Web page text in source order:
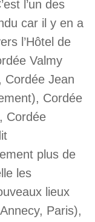
l’un des
car il y en a
l’Hôtel de
Valmy
Cordée Jean
Cordée
Cordée
plus de
les
lieux
Paris),